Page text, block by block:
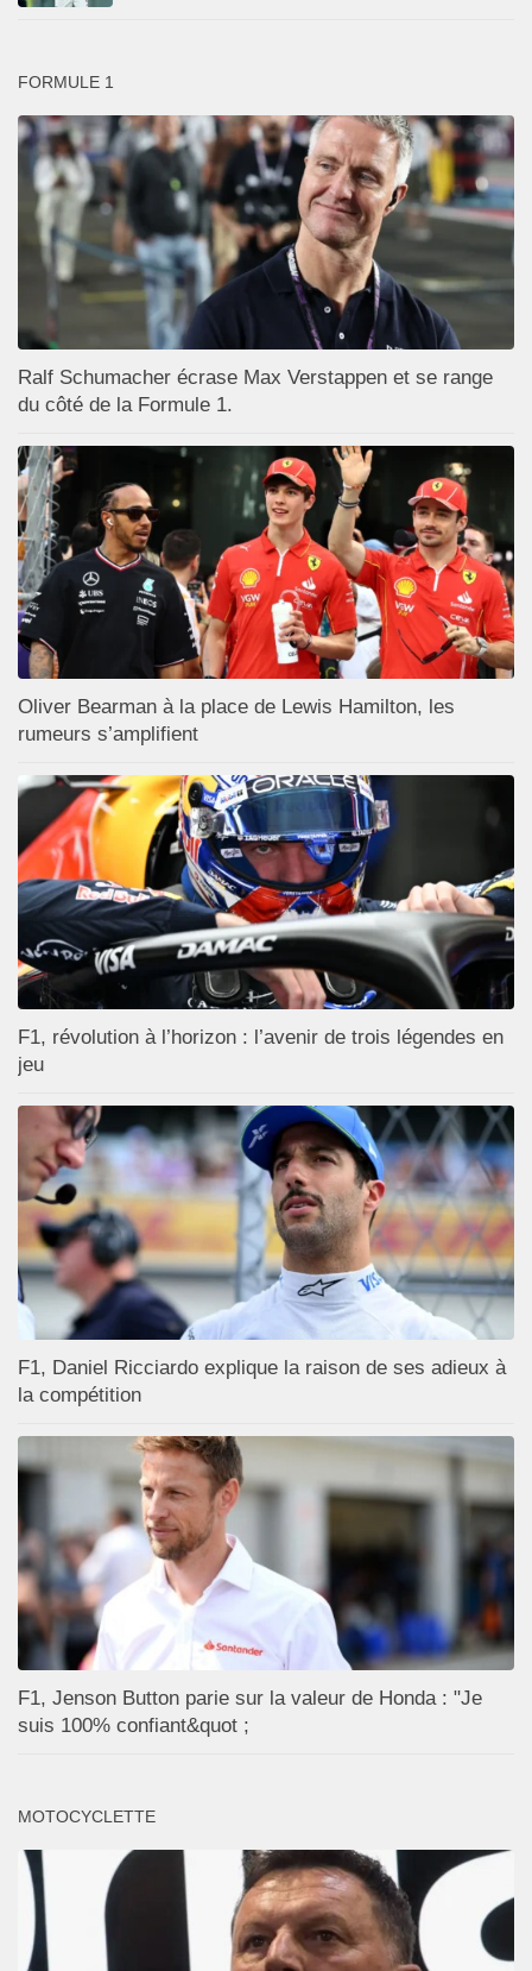
FORMULE 1
Ralf Schumacher écrase Max Verstappen et se range
du côté de la Formule 1.
Oliver Bearman à la place de Lewis Hamilton, les
rumeurs s’amplifient
F1, révolution à l’horizon : l’avenir de trois légendes en
jeu
F1, Daniel Ricciardo explique la raison de ses adieux à
la compétition
F1, Jenson Button parie sur la valeur de Honda : "Je
suis 100% confiant&quot ;
MOTOCYCLETTE